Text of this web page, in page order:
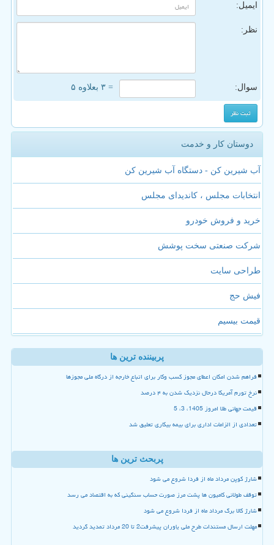
ایمیل:
نظر:
سوال: = ۳ بعلاوه ۵
دوستان کار و خدمت
آب شیرین کن - دستگاه آب شیرین کن
انتخابات مجلس ، کاندیدای مجلس
خرید و فروش خودرو
شرکت صنعتی سخت پوشش
طراحی سایت
فیش حج
قیمت بیسیم
پربیننده ترین ها
فراهم شدن امکان اعطای مجوز کسب وکار برای اتباع خارجه از درگاه ملی مجوزها
نرخ تورم آمریکا درحال نزدیک شدن به ۴ درصد
قیمت جهانی طلا امروز 1405، 3، 5
تعدادی از الزامات اداری برای بیمه بیکاری تعلیق شد
پربحث ترین ها
شارژ کوپن مرداد ماه از فردا شروع می شود
توقف طولانی کامیون ها پشت مرز صورت حساب سنگینی که به اقتصاد می رسد
شارژ کالا برگ مرداد ماه از فردا شروع می شود
مهلت ارسال مستندات طرح ملی یاوران پیشرفت2 تا 20 مرداد تمدید گردید